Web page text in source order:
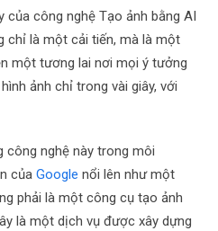
của công nghệ Tạo ảnh bằng AI
chỉ là một cải tiến, mà là một
một tương lai nơi mọi ý tưởng
ảnh chỉ trong vài giây, với
công nghệ này trong môi
củaGoogle nổi lên như một
phải là một công cụ tạo ảnh
là một dịch vụ được xây dựng